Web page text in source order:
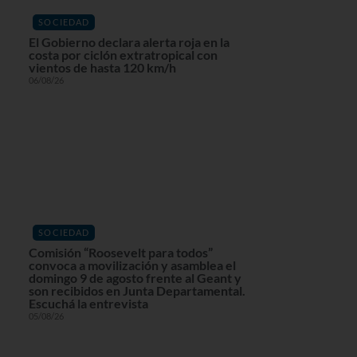
SOCIEDAD
El Gobierno declara alerta roja en la
costa por ciclón extratropical con
vientos de hasta 120 km/h
06/08/26
SOCIEDAD
Comisión “Roosevelt para todos”
convoca a movilización y asamblea el
domingo 9 de agosto frente al Geant y
son recibidos en Junta Departamental.
Escuchá la entrevista
05/08/26